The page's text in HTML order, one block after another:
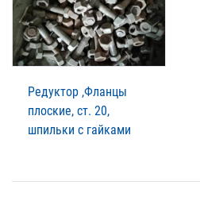
Редуктор ,Фланцы
плоские, ст. 20,
шпильки с гайками